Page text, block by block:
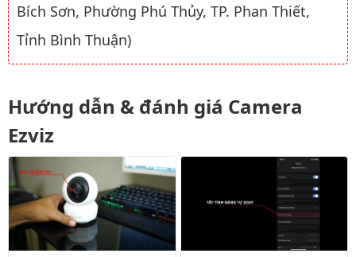
Bích Sơn, Phường Phú Thủy, TP. Phan Thiết,
Tỉnh Bình Thuận)
Hướng dẫn & đánh giá Camera
Ezviz